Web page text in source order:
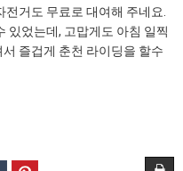
거도 무료로 대여해 주네요.
있었는데, 고맙게도 아침 일찍
즐겁게 춘천 라이딩을 할수